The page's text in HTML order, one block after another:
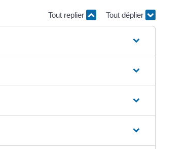
Tout replier Tout déplier